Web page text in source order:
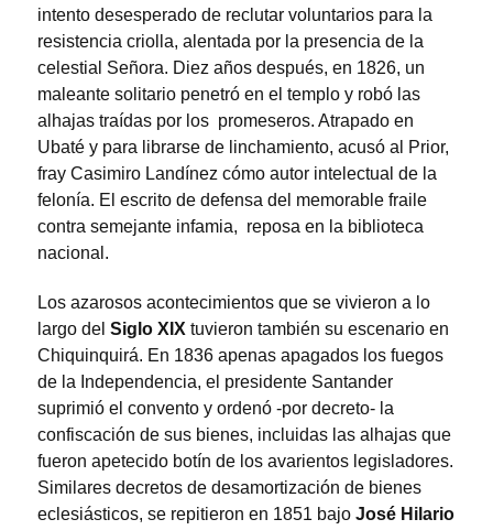
intento desesperado de reclutar voluntarios para la
resistencia criolla, alentada por la presencia de la
celestial Señora. Diez años después, en 1826, un
maleante solitario penetró en el templo y robó las
alhajas traídas por los promeseros. Atrapado en
Ubaté y para librarse de linchamiento, acusó al Prior,
fray Casimiro Landínez cómo autor intelectual de la
felonía. El escrito de defensa del memorable fraile
contra semejante infamia, reposa en la biblioteca
nacional.
Los azarosos acontecimientos que se vivieron a lo
largo del Siglo XIX tuvieron también su escenario en
Chiquinquirá. En 1836 apenas apagados los fuegos
de la Independencia, el presidente Santander
suprimió el convento y ordenó -por decreto- la
confiscación de sus bienes, incluidas las alhajas que
fueron apetecido botín de los avarientos legisladores.
Similares decretos de desamortización de bienes
eclesiásticos, se repitieron en 1851 bajo José Hilario